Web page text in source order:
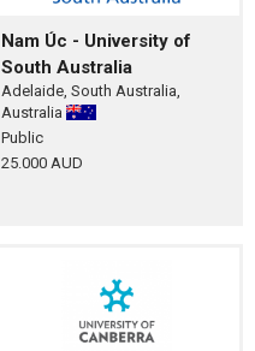
Nam Úc - University of
South Australia
Adelaide, South Australia,
Australia
Public
25.000 AUD